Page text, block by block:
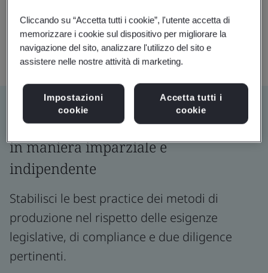
Certifica prodotti, servizi e processi
in maniera imparziale e
indipendente
Stabilisci le best practice dei metodi di
produzione nel rispetto delle esigenze
legislative, di compliance e due diligence
pertinenti.
Cliccando su “Accetta tutti i cookie”, l'utente accetta di
memorizzare i cookie sul dispositivo per migliorare la
navigazione del sito, analizzare l'utilizzo del sito e
assistere nelle nostre attività di marketing.
Impostazioni
cookie
Accetta tutti i
cookie